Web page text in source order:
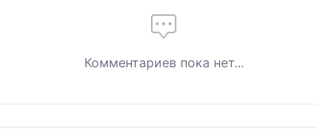
Комментариев пока нет...